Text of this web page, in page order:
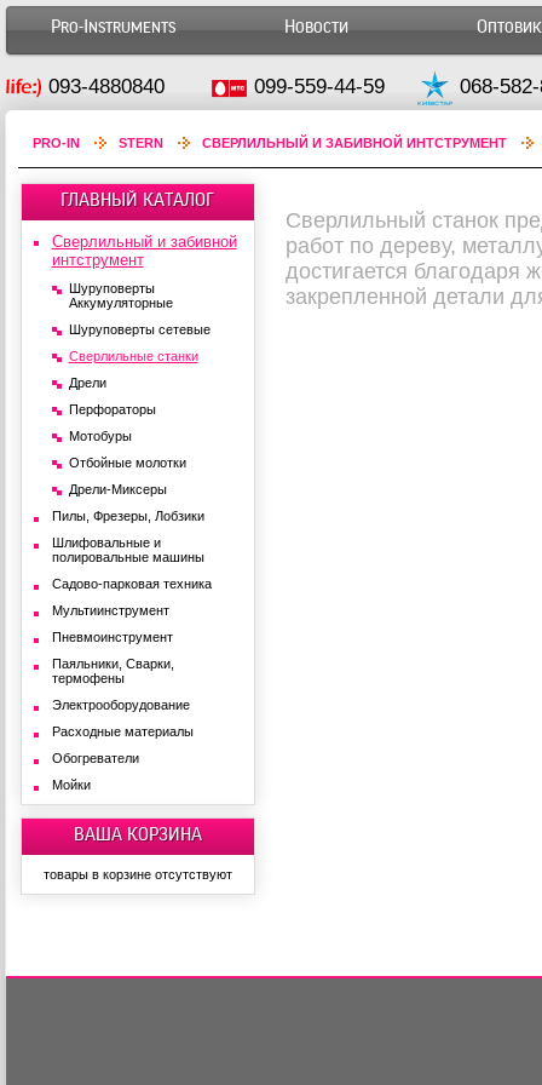
Pro-Instruments Новости
093-4880840 099-559-44-59 068-
PRO-IN STERN СВЕРЛИЛЬНЫЙ И ЗАБИВНОЙ ИНТСТРУМЕНТ
ГЛАВНЫЙ КАТАЛОГ
Сверлильный и забивной
интструмент
Шуруповерты
Аккумуляторные
Шуруповерты сетевые
Сверлильные станки
Дрели
Перфораторы
Мотобуры
Отбойные молотки
Дрели-Миксеры
Пилы, Фрезеры, Лобзики
Шлифовальные и
полировальные машины
Садово-парковая техника
Мультиинструмент
Пневмоинструмент
Паяльники, Сварки,
термофены
Электрооборудование
Расходные материалы
Обогреватели
Мойки
ВАША КОРЗИНА
товары в корзине отсутствуют
Сверлильный станок
работ по дереву,
достигается благодаря
закрепленной детали